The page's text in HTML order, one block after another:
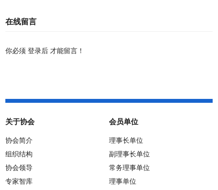
在线留言
你必须登录后 才能留言！
关于协会
协会简介
组织结构
协会领导
专家智库
会员单位
理事长单位
副理事长单位
常务理事单位
理事单位